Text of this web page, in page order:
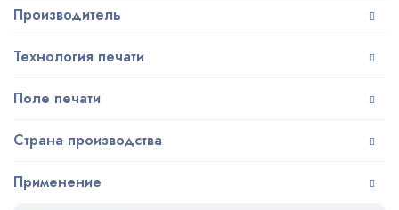
Производитель
Технология печати
Поле печати
Страна производства
Применение